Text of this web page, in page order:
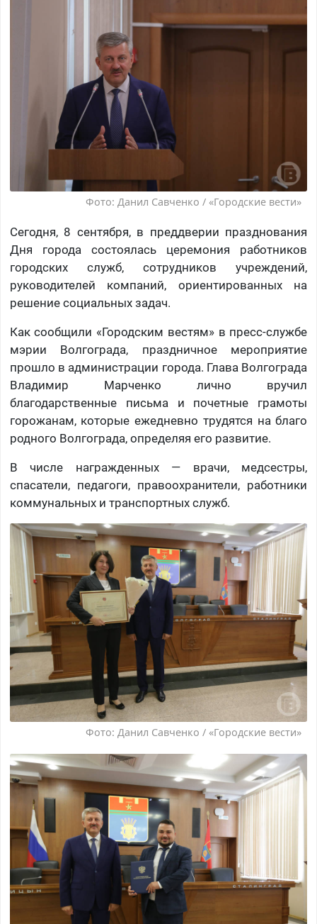
Фото: Данил Савченко / «Городские вести»
Сегодня, 8 сентября, в преддверии празднования
Дня города состоялась церемония работников
городских служб, сотрудников учреждений,
руководителей компаний, ориентированных на
решение социальных задач.
Как сообщили «Городским вестям» в пресс-службе
мэрии Волгограда, праздничное мероприятие
прошло в администрации города. Глава Волгограда
Владимир Марченко лично вручил
благодарственные письма и почетные грамоты
горожанам, которые ежедневно трудятся на благо
родного Волгограда, определяя его развитие.
В числе награжденных — врачи, медсестры,
спасатели, педагоги, правоохранители, работники
коммунальных и транспортных служб.
Фото: Данил Савченко / «Городские вести»